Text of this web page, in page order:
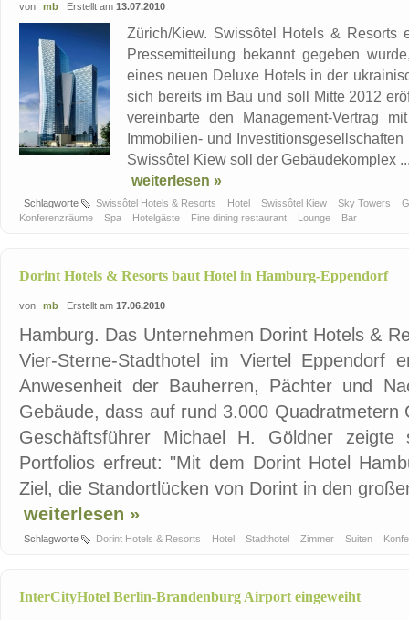
von mb Erstellt am 13.07.2010
Zürich/Kiew. Swissôtel Hotels &
Pressemitteilung bekannt gegeben
eines neuen Deluxe Hotels in der
sich bereits im Bau und soll Mitte 2012
vereinbarte den Management-Vertrag
Immobilien- und
Swissôtel Kiew soll der Gebäudekomplex
weiterlesen »
Schlagworte Swissôtel Hotels & Resorts Hotel Swissôtel Kiew Sky Towers
Konferenzräume
Spa Hotelgäste Fine dining restaurant Lounge Bar
Dorint Hotels & Resorts baut Hotel in Hamburg-Eppendorf
von mb Erstellt am 17.06.2010
Hamburg. Das Unternehmen Dorint Hotels &
Vier-Sterne-Stadthotel im Viertel Eppendorf
Anwesenheit der Bauherren, Pächter und
Gebäude, dass auf rund 3.000 Quadratmetern
Geschäftsführer Michael H. Göldner
Portfolios erfreut: "Mit dem Dorint Hotel
Ziel, die Standortlücken von Dorint in den
weiterlesen »
Schlagworte Dorint Hotels & Resorts Hotel Stadthotel Zimmer Suiten
InterCityHotel Berlin-Brandenburg Airport eingeweiht